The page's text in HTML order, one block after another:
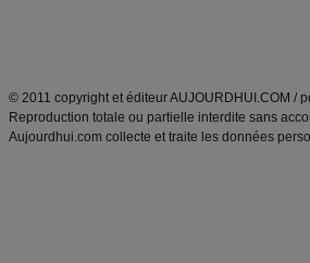
© 2011 copyright et éditeur AUJOURDHUI.COM /
Reproduction totale ou partielle interdite sans
Aujourdhui.com collecte et traite les données